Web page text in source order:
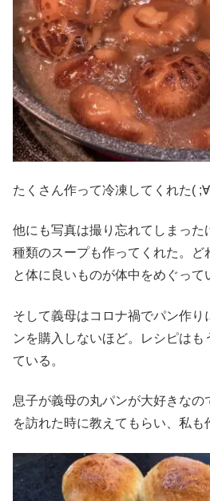
たくさん作って冷凍してくれた(
他にも写真は撮り忘れてしまった
種類のスープも作ってくれた。ど
と体に良いものが体中をめぐって
そして義母はコロナ禍でパン作
ンを購入しないほど。レシピはも
ている。
息子が義母の丸パンが大好きなの
を訪れた時に教えてもらい、私も